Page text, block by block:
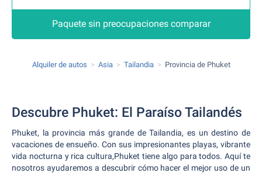
Paquete sin preocupaciones comparar
Alquiler de autos Asia Tailandia Provincia de Phuket
Descubre Phuket: El Paraíso Tailandés
Phuket, la provincia más grande de Tailandia, es un destino de
vacaciones de ensueño. Con sus impresionantes playas, vibrante
vida nocturna y rica cultura,Phuket tiene algo para todos. Aquí te
nosotros ayudaremos a descubrir cómo hacer el mejor uso de un